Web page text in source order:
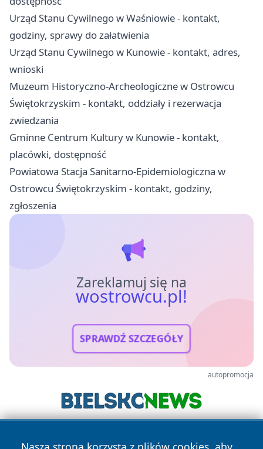
Urząd Stanu Cywilnego w Waśniowie - kontakt,
godziny, sprawy do załatwienia
Urząd Stanu Cywilnego w Kunowie - kontakt, adres,
wnioski
Muzeum Historyczno-Archeologiczne w Ostrowcu
Świętokrzyskim - kontakt, oddziały i rezerwacja
zwiedzania
Gminne Centrum Kultury w Kunowie - kontakt,
placówki, dostępność
Powiatowa Stacja Sanitarno-Epidemiologiczna w
Ostrowcu Świętokrzyskim - kontakt, godziny,
zgłoszenia
Zareklamuj się na
wostrowcu.pl!
SPRAWDŹ SZCZEGÓŁY
autopromocja